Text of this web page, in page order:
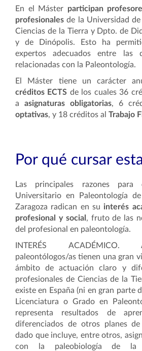
En el Máster participan
profesionales de la Universidad
Ciencias de la Tierra y Dpto. de
y de Dinópolis. Esto ha
expertos adecuados entre las
relacionadas con la Paleontología.
El
Máster tiene un carácter
créditos ECTS de los cuales 36
a asignaturas obligatorias, 6
optativas, y 18 créditos al Trabajo
Por qué cursar
Las principales razones
Universitario en Paleontología
Zaragoza radican en suinterés
profesional y social , fruto de las
del profesional en paleontología.
INTERÉS ACADÉMICO.
paleontólogos/as tienen una gran
ámbito de actuación claro y
profesionales de Ciencias de la
existe en España (ni en gran parte
Licenciatura o Grado en
representa resultados de
diferenciados de otros planes de
dado que incluye, entre otros,
con la paleobiología de la